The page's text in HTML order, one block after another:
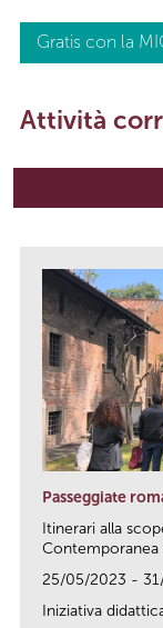
Gratis con la
Attività
Passeggiate
Itinerari alla
25/05/2023 -
Iniziativa